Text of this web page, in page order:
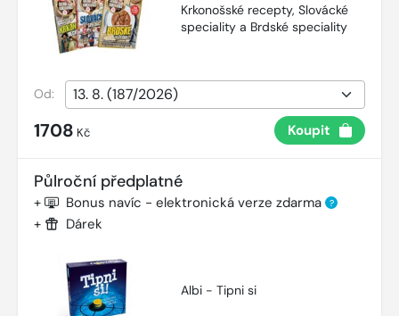
Krkonošské recepty, Slovácké
speciality a Brdské speciality
Od:
1708 Kč Koupit
Půlroční předplatné
+ Bonus navíc - elektronická verze zdarma ?
+ Dárek
Albi - Tipni si